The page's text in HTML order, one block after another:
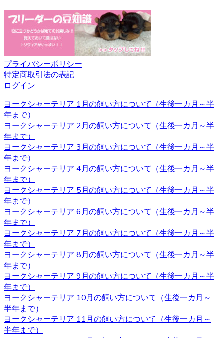
2020.12.4
ペットを飼う際、愛情を持って可愛がることももちろんで
すが、それと同じくらいしつけもしっかりと行うことも大
切です。ヨークシャーテリアのブリーダーベベドールで
は、飼い主様へのお引渡しの前からしつけも含めてしっか
りとした育成を行い、飼い主様へ飼う際のアドバイスも行
っております。
2020.11.27
ヨークシャーテリアと言う名前はイングランド北部に位置
するヨークシャー地方と言う場所が由来とされています。
ヨークシャー地方およびランカシャー地方で製粉工や織物
などの工場労働者たちに飼われ、ネズミ捕りの役割を担っ
ていました。とても活発で警戒心が強いのもテリアの特徴
です。 ヨークシャーテリアの育成・販売のことなら、ベベ
ドールへ是非お問い合わせください。
2020.11.13
べべドールはアフターケアもしっかり行っております。購
入後でもわからないこと、心配なことがございましたらお
気軽にお問い合わせください。初めてヨークシャーテリア
をお迎えするお客様も、安心してご利用いただけます。 ご
購入の際は、是非お問い合わせ下さい。
2020.11.06
ワンちゃんを購入する際、男の子と女の子で迷うことがあ
りますが、繁殖を考えていないようであればそれほどこど
わりを持つ必要もないでしょう。 それぞれの注意点とし
プライバシーポリシー
特定商取引法の表記
ログイン
ヨークシャーテリア 1月の飼い方について（生後一カ月～半
年まで）
ヨークシャーテリア 2月の飼い方について（生後一カ月～半
年まで）
ヨークシャーテリア 3月の飼い方について（生後一カ月～半
年まで）
ヨークシャーテリア 4月の飼い方について（生後一カ月～半
年まで）
ヨークシャーテリア 5月の飼い方について（生後一カ月～半
年まで）
ヨークシャーテリア 6月の飼い方について（生後一カ月～半
年まで）
ヨークシャーテリア 7月の飼い方について（生後一カ月～半
年まで）
ヨークシャーテリア 8月の飼い方について（生後一カ月～半
年まで）
ヨークシャーテリア 9月の飼い方について（生後一カ月～半
年まで）
ヨークシャーテリア 10月の飼い方について（生後一カ月～
半年まで）
ヨークシャーテリア 11月の飼い方について（生後一カ月～
半年まで）